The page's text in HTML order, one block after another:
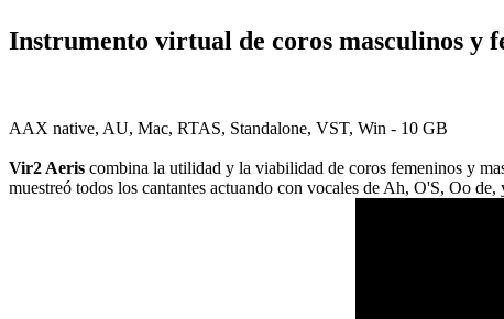
Instrumento virtual de coros masculinos y
AAX native, AU, Mac, RTAS, Standalone, VST, Win - 10 GB
Vir2 Aeris combina la utilidad y la viabilidad de coros femeninos y
muestreó todos los cantantes actuando con vocales de Ah, O'S, Oo